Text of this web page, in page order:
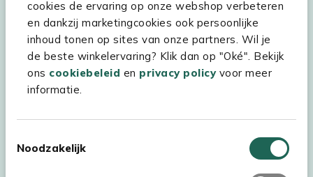
cookies de ervaring op onze webshop verbeteren
en dankzij marketingcookies ook persoonlijke
inhoud tonen op sites van onze partners. Wil je
de beste winkelervaring? Klik dan op "Oké". Bekijk
ons cookiebeleid en privacy policyvoor meer
informatie.
Noodzakelijk
Hulp & service
Assortiment
Kees Smit Tuinmeubelen